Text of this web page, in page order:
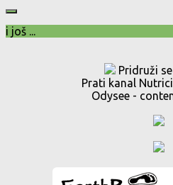
i još ...
Pridruži
Prati kanal
Odysee -